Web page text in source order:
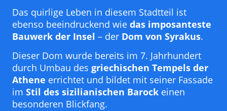
Das quirlige Leben in diesem Stadtteil ist
ebenso beeindruckend wie das imposanteste
Bauwerk der Insel – der Dom von Syrakus.
Dieser Dom wurde bereits im 7. Jahrhundert
durch Umbau des griechischen Tempels der
Athene errichtet und bildet mit seiner Fassade
im Stil des sizilianischen Barock einen
besonderen Blickfang.